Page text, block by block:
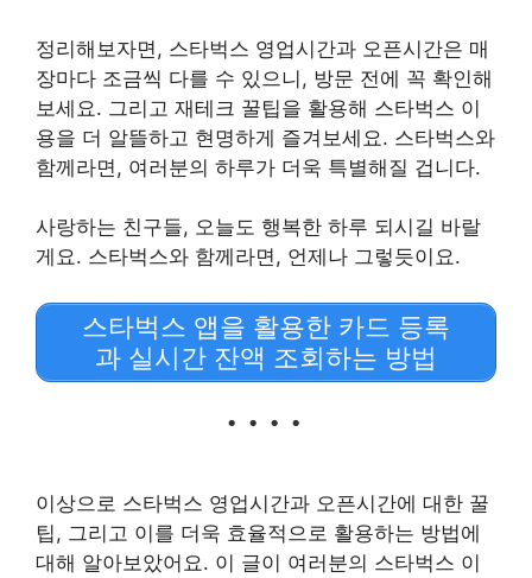
정리해보자면, 스타벅스 영업시간과 오픈시간은 매
장마다 조금씩 다를 수 있으니, 방문 전에 꼭 확인해
보세요. 그리고 재테크 꿀팁을 활용해 스타벅스 이
용을 더 알뜰하고 현명하게 즐겨보세요. 스타벅스와
함께라면, 여러분의 하루가 더욱 특별해질 겁니다.
사랑하는 친구들, 오늘도 행복한 하루 되시길 바랄
게요. 스타벅스와 함께라면, 언제나 그렇듯이요.
스타벅스 앱을 활용한 카드 등록
과 실시간 잔액 조회하는 방법
이상으로 스타벅스 영업시간과 오픈시간에 대한 꿀
팁, 그리고 이를 더욱 효율적으로 활용하는 방법에
대해 알아보았어요. 이 글이 여러분의 스타벅스 이